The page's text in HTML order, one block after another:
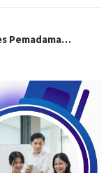
Pemadama…